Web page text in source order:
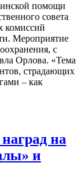
помощи
совета
комиссий
Мероприятие
с
Орлова. «Тема
страдающих
– как
на
и